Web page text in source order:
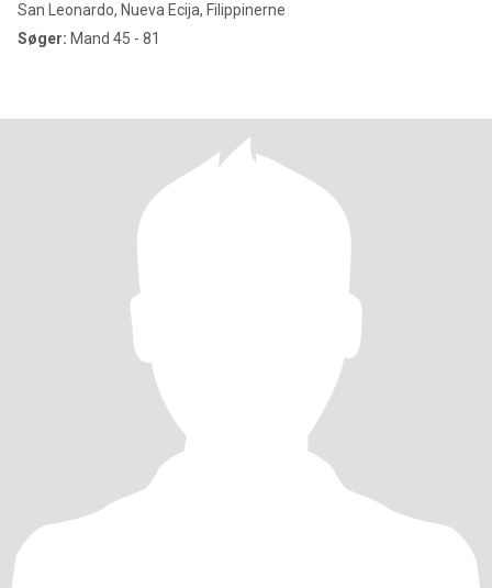
San Leonardo, Nueva Ecija, Filippinerne
Søger: Mand 45 - 81